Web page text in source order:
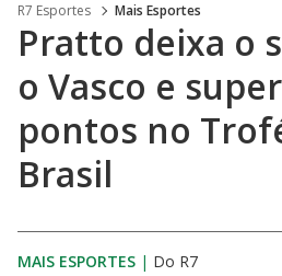
R7 Esportes Mais Esportes
Pratto deixa o
o Vasco e
pontos no
Brasil
MAIS ESPORTES | Do R7